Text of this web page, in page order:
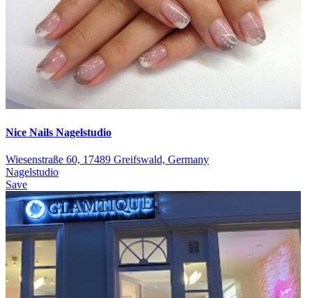
Nice Nails Nagelstudio
Wiesenstraße 60, 17489 Greifswald, Germany
Nagelstudio
Save